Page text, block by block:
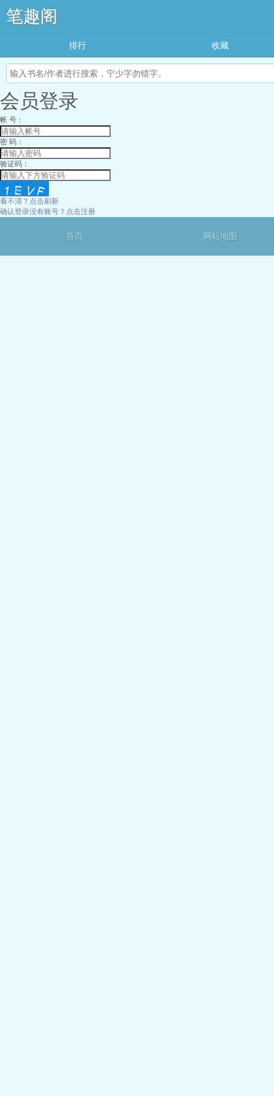
笔趣阁
排行 收藏
会员登录
帐 号：
密 码：
验证码：
看不清？点击刷新
确认登录没有账号？点击注册
首页 网站地图